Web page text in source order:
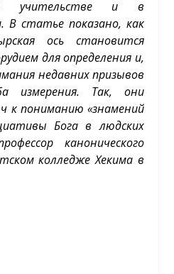
в учительстве и в
В статье показано, как
ось становится
для определения и,
недавних призывов
измерения. Так, они
к пониманию «знамений
Бога в людских
канонического
колледже Хекима в